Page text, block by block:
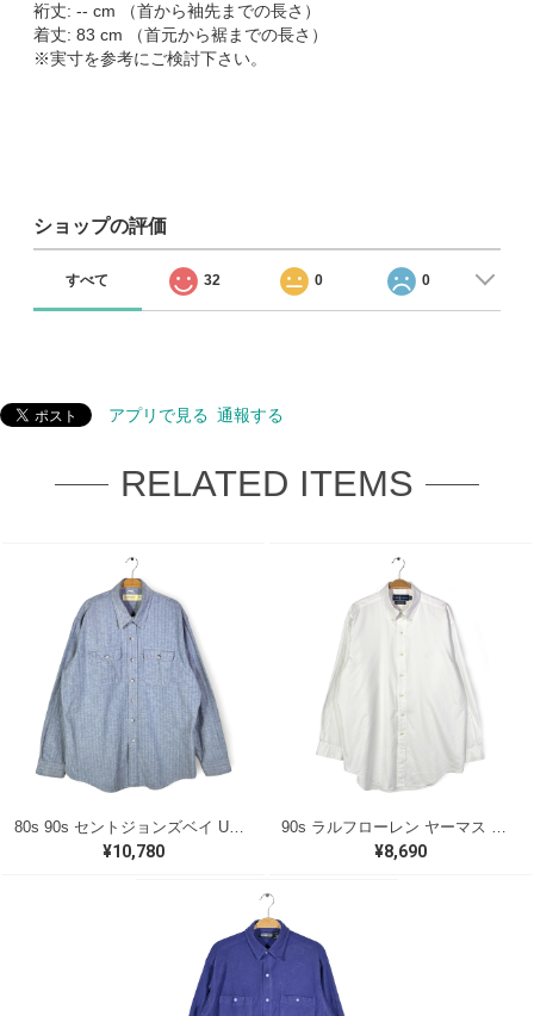
裄丈: -- cm （首から袖先までの長さ）
着丈: 83 cm （首元から裾までの長さ）
※実寸を参考にご検討下さい。
ショップの評価
すべて 32 0 0
アプリで見る 通報する
RELATED ITEMS
¥10,780 ¥8,690